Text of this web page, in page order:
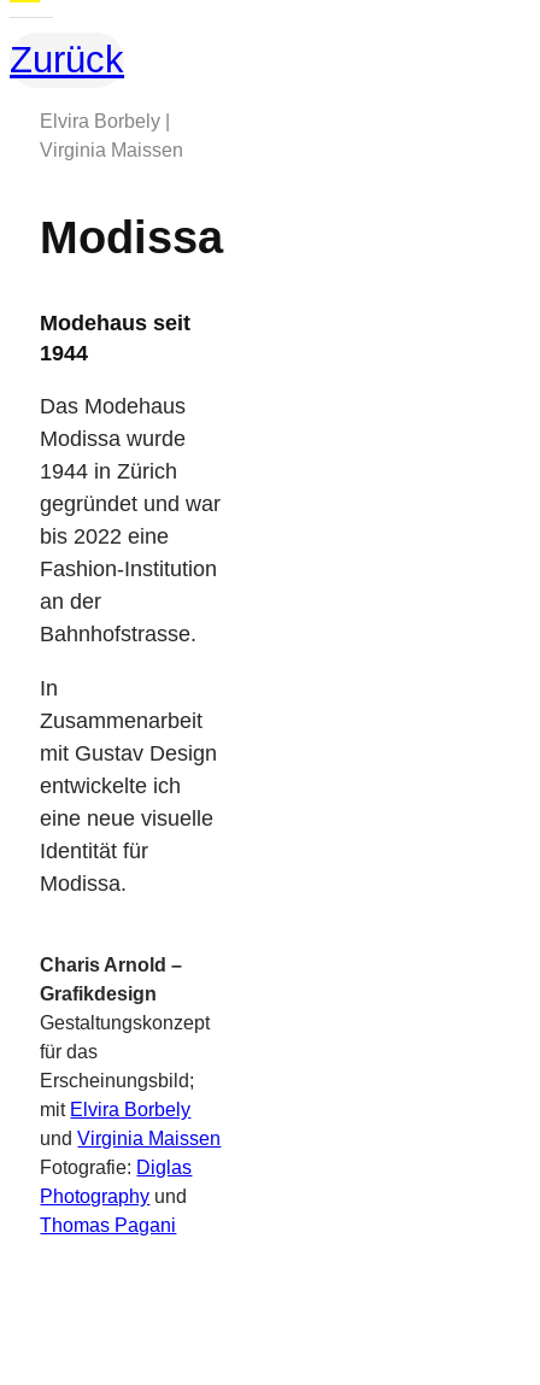
Zurück
Elvira Borbely |
Virginia Maissen
Modissa
Modehaus seit
1944
Das Modehaus
Modissa wurde
1944 in Zürich
gegründet und war
bis 2022 eine
Fashion-Institution
an der
Bahnhofstrasse.
In
Zusammenarbeit
mit Gustav Design
entwickelte ich
eine neue visuelle
Identität für
Modissa.
Charis Arnold –
Grafikdesign
Gestaltungskonzept
für das
Erscheinungsbild;
mit Elvira Borbely
undVirginia Maissen
Fotografie: Diglas
Photography und
Thomas Pagani